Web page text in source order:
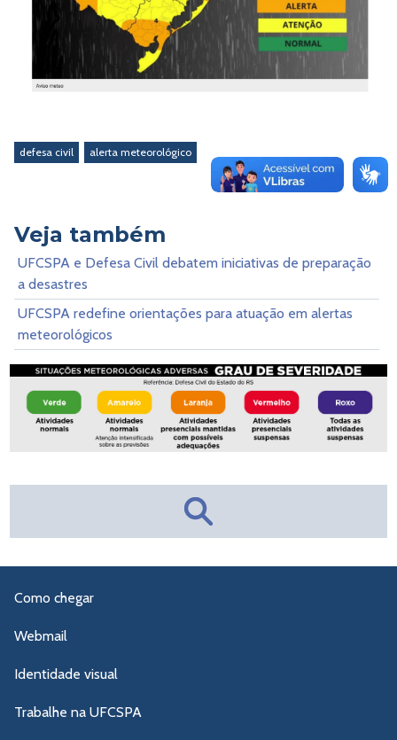
defesa civil alerta meteorológico
Veja também
UFCSPA e Defesa Civil debatem iniciativas de preparação
a desastres
UFCSPA redefine orientações para atuação em alertas
meteorológicos
Como chegar
Webmail
Identidade visual
Trabalhe na UFCSPA